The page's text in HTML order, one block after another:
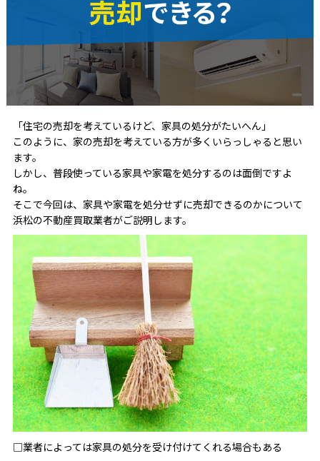
「住宅の売却を考えているけど、家具の処分がたいへん」
このように、家の売却を考えている方が多くいらっしゃると思い
ます。
しかし、普段使っている家具や家電を処分するのは面倒ですよ
ね。
そこで今回は、家具や家電を処分せずに売却できるのかについて
浜松の不動産買取業者がご説明します。
□業者によっては家具の処分を受け付けてくれる場合もある